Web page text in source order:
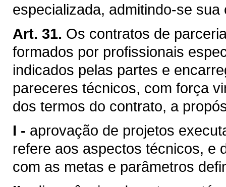
especializada, admitindo-se
Art. 31. Os contratos de
formados por profissionais
indicados pelas partes e
pareceres técnicos, com força
dos termos do contrato, a
I - aprovação de projetos
refere aos aspectos técnicos, e
com as metas e parâmetros